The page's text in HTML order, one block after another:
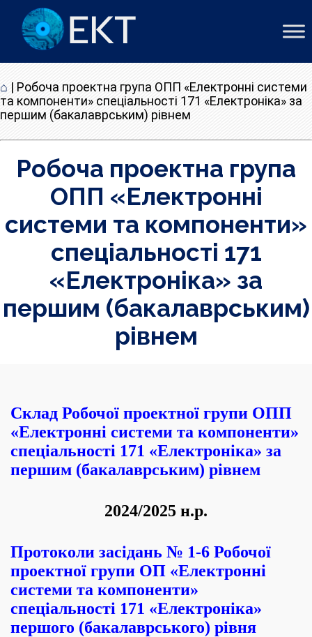
⌂ | Робоча проектна група ОПП «Електронні системи
та компоненти» спеціальності 171 «Електроніка» за
першим (бакалаврським) рівнем
Робоча проектна група
ОПП «Електронні
системи та компоненти»
спеціальності 171
«Електроніка» за
першим (бакалаврським)
рівнем
Склад Робочої проектної групи ОПП
«Електронні системи та компоненти»
спеціальності 171 «Електроніка» за
першим (бакалаврським) рівнем
2024/2025 н.р.
Протоколи засідань № 1-6 Робочої
проектної групи ОП «Електронні
системи та компоненти»
спеціальності 171 «Електроніка»
першого (бакалаврського) рівня